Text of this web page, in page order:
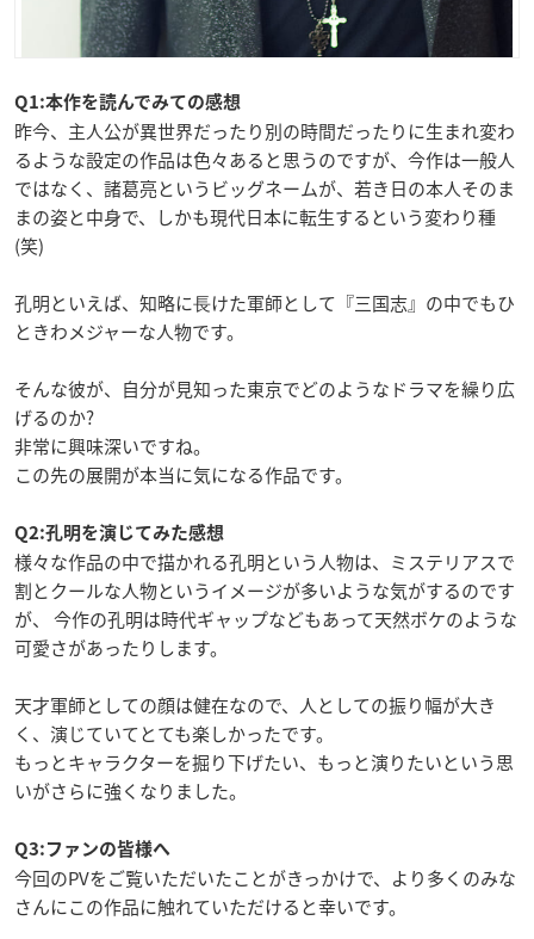
Q1:本作を読んでみての感想
昨今、主人公が異世界だったり別の時間だったりに生まれ変わ
るような設定の作品は色々あると思うのですが、今作は一般人
ではなく、諸葛亮というビッグネームが、若き日の本人そのま
まの姿と中身で、しかも現代日本に転生するという変わり種
(笑)
孔明といえば、知略に⻑けた軍師として『三国志』の中でもひ
ときわメジャーな人物です。
そんな彼が、自分が見知った東京でどのようなドラマを繰り広
げるのか?
非常に興味深いですね。
この先の展開が本当に気になる作品です。
Q2:孔明を演じてみた感想
様々な作品の中で描かれる孔明という人物は、ミステリアスで
割とクールな人物というイメージが多いような気がするのです
が、 今作の孔明は時代ギャップなどもあって天然ボケのような
可愛さがあったりします。
天才軍師としての顔は健在なので、人としての振り幅が大き
く、演じていてとても楽しかったです。
もっとキャラクターを掘り下げたい、もっと演りたいという思
いがさらに強くなりました。
Q3:ファンの皆様へ
今回のPVをご覧いただいたことがきっかけで、より多くのみな
さんにこの作品に触れていただけると幸いです。